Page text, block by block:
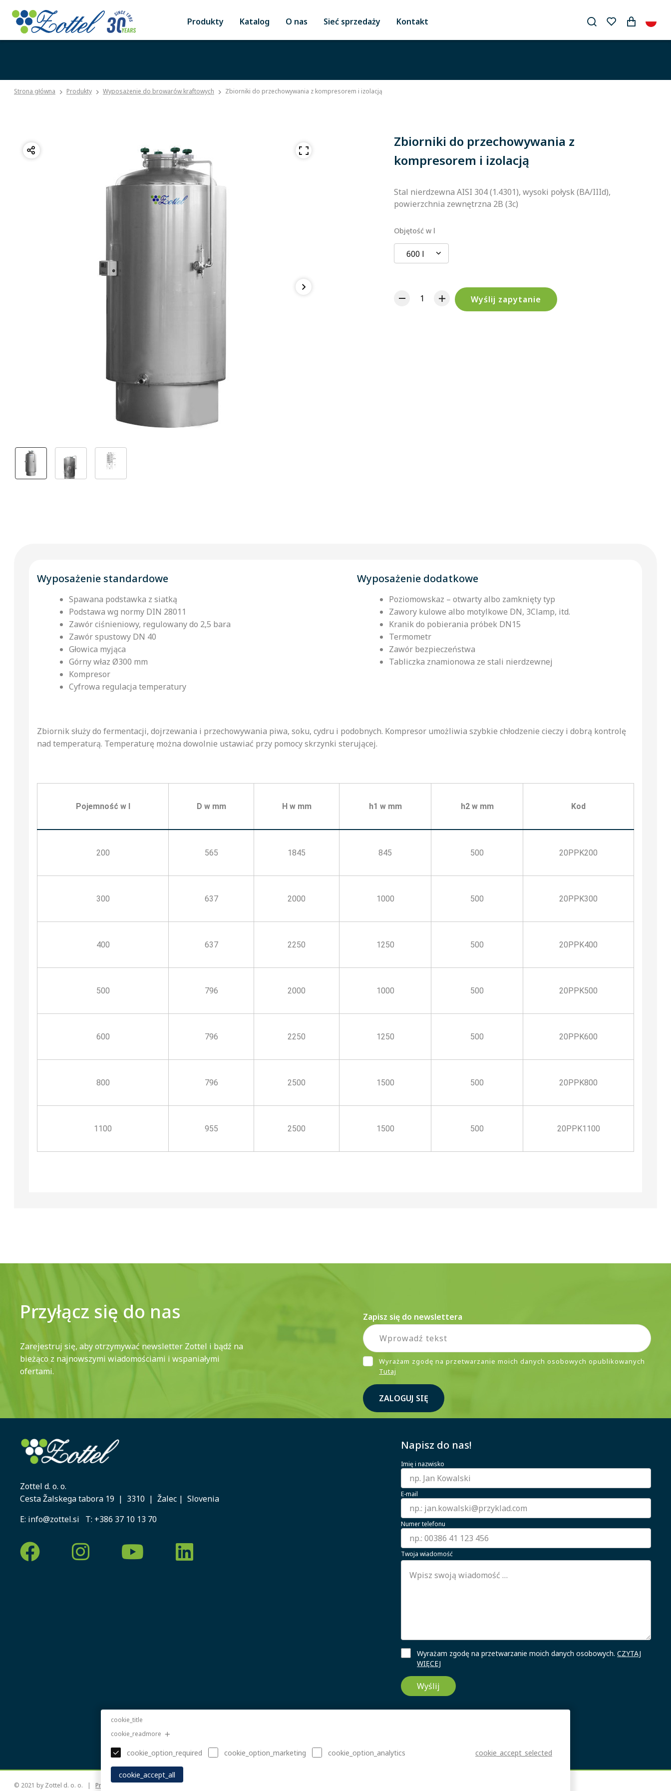
Produkty Katalog O nas Sieć sprzedaży Kontakt
Strona główna Produkty Wyposażenie do browarów kraftowych Zbiorniki do przechowywania z kompresorem i izolacją
Zbiorniki do przechowywania z
kompresorem i izolacją
Stal nierdzewna AISI 304 (1.4301), wysoki połysk (BA/IIId),
powierzchnia zewnętrzna 2B (3c)
Objętość w l
600 l
Wyślij zapytanie
Wyposażenie standardowe
Spawana podstawka z siatką
Podstawa wg normy DIN 28011
Zawór ciśnieniowy, regulowany do 2,5 bara
Zawór spustowy DN 40
Głowica myjąca
Górny właz Ø300 mm
Kompresor
Cyfrowa regulacja temperatury
Wyposażenie dodatkowe
Poziomowskaz – otwarty albo zamknięty typ
Zawory kulowe albo motylkowe DN, 3Clamp, itd.
Kranik do pobierania próbek DN15
Termometr
Zawór bezpieczeństwa
Tabliczka znamionowa ze stali nierdzewnej
Zbiornik służy do fermentacji, dojrzewania i przechowywania piwa, soku, cydru i podobnych. Kompresor umożliwia szybkie chłodzenie cieczy i dobrą kontrolę
nad temperaturą. Temperaturę można dowolnie ustawiać przy pomocy skrzynki sterującej.
Pojemność w l D w mm H w mm h1 w mm h2 w mm Kod
200 565 1845 845 500 20PPK200
300 637 2000 1000 500 20PPK300
400 637 2250 1250 500 20PPK400
500 796 2000 1000 500 20PPK500
600 796 2250 1250 500 20PPK600
800 796 2500 1500 500 20PPK800
1100 955 2500 1500 500 20PPK1100
Przyłącz się do nas
Zarejestruj się, aby otrzymywać newsletter Zottel i bądź na
bieżąco z najnowszymi wiadomościami i wspaniałymi
ofertami.
Zapisz się do newslettera
Wyrażam zgodę na przetwarzanie moich danych osobowych opublikowanych
Tutaj
ZALOGUJ SIĘ
Zottel d. o. o.
Cesta Žalskega tabora 19 | 3310 | Žalec | Slovenia
E: info@zottel.si T: +386 37 10 13 70
Napisz do nas!
Imię i nazwisko
E-mail
Numer telefonu
Twoja wiadomość
Wyrażam zgodę na przetwarzanie moich danych osobowych.CZYTAJ
WIĘCEJ
Wyślij
© 2021 by Zottel d. o. o. | Pravilnik o zasebnosti|Wykonanie strony internetowej: Sitexo.com
cookie_title
cookie_readmore
cookie_option_required cookie_option_marketing cookie_option_analytics cookie_accept_selected
cookie_accept_all